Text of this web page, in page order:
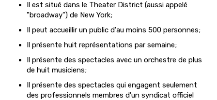
Il est situé dans le Theater District (aussi appelé
"broadway") de New York;
Il peut accueillir un public d'au moins 500 personnes;
Il présente huit représentations par semaine;
Il présente des spectacles avec un orchestre de plus
de huit musiciens;
Il présente des spectacles qui engagent seulement
des professionnels membres d'un syndicat officiel